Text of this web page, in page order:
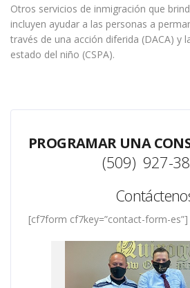
Otros servicios de inmigración que
incluyen ayudar a las personas a
través de una acción diferida (DACA) y
estado del niño (CSPA).
PROGRAMAR UNA
(509) 927-
[cf7form cf7key=”contact-form-es”]